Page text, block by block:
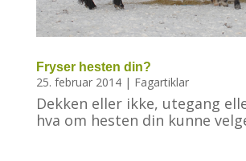
Fryser hesten din?
25. februar 2014| Fagartiklar
Dekken eller ikke, utegang
hva om hesten din kunne